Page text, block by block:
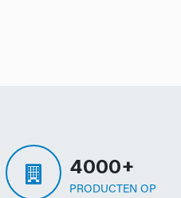
4000+
PRODUCTEN OP